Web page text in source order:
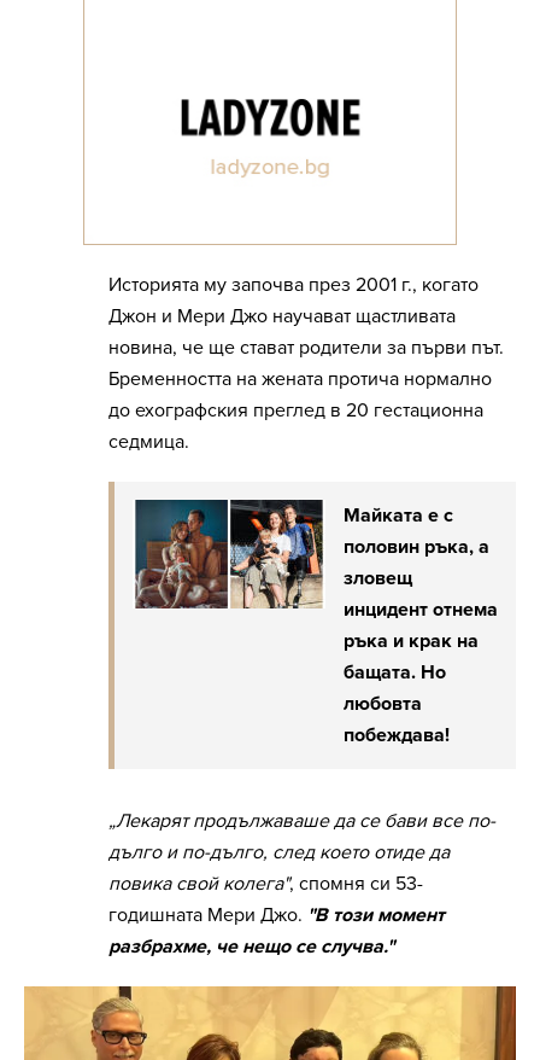
Историята му започва през 2001 г., когато
Джон и Мери Джо научават щастливата
новина, че ще стават родители за първи път.
Бременността на жената протича нормално
до ехографския преглед в 20 гестационна
седмица.
Майката е с
половин ръка, а
зловещ
инцидент отнема
ръка и крак на
бащата. Но
любовта
побеждава!
„Лекарят продължаваше да се бави все по-
дълго и по-дълго, след което отиде да
повика свой колега", спомня си 53-
годишната Мери Джо. "В този момент
разбрахме, че нещо се случва."